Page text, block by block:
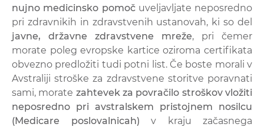
nujno medicinsko pomoč uveljavljate neposredno
pri zdravnikih in zdravstvenih ustanovah, ki so del
javne, državne zdravstvene mreže, pri čemer
morate poleg evropske kartice oziroma certifikata
obvezno predložiti tudi potni list. Če boste morali v
Avstraliji stroške za zdravstvene storitve poravnati
sami, morate zahtevek za povračilo stroškov vložiti
neposredno pri avstralskem pristojnem nosilcu
(Medicare poslovalnicah) v kraju začasnega